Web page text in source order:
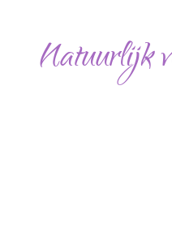
Natuurlijk